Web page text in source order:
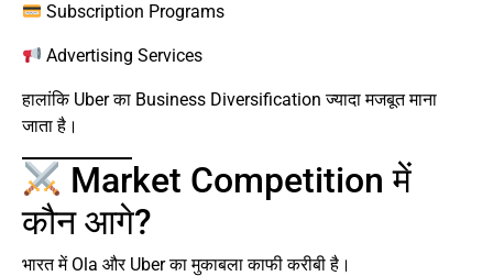
Subscription Programs
Advertising Services
हालांकि Uber का Business Diversification ज्यादा मजबूत माना
जाता है।
Market Competition में
कौन आगे?
भारत में Ola और Uber का मुकाबला काफी करीबी है।